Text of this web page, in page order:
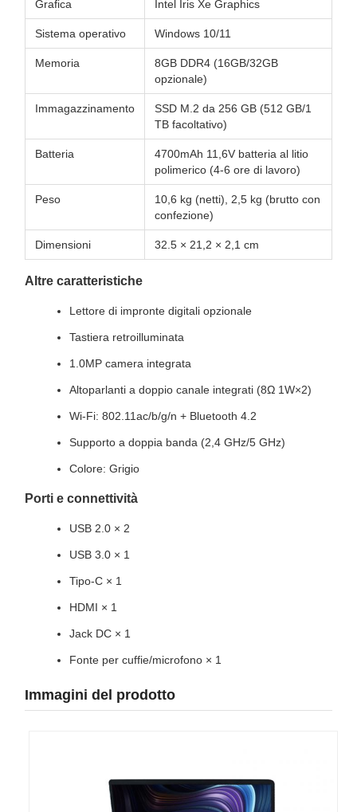
Grafica Intel Iris Xe Graphics
Sistema operativo Windows 10/11
Memoria
8GB DDR4 (16GB/32GB
opzionale)
Immagazzinamento
SSD M.2 da 256 GB (512 GB/1
TB facoltativo)
Batteria
4700mAh 11,6V batteria al litio
polimerico (4-6 ore di lavoro)
Peso
10,6 kg (netti), 2,5 kg (brutto con
confezione)
Dimensioni 32.5 × 21,2 × 2,1 cm
Altre caratteristiche
Lettore di impronte digitali opzionale
Tastiera retroilluminata
1.0MP camera integrata
Altoparlanti a doppio canale integrati (8Ω 1W×2)
Wi-Fi: 802.11ac/b/g/n + Bluetooth 4.2
Supporto a doppia banda (2,4 GHz/5 GHz)
Colore: Grigio
Porti e connettività
USB 2.0 × 2
USB 3.0 × 1
Tipo-C × 1
HDMI × 1
Jack DC × 1
Fonte per cuffie/microfono × 1
Immagini del prodotto